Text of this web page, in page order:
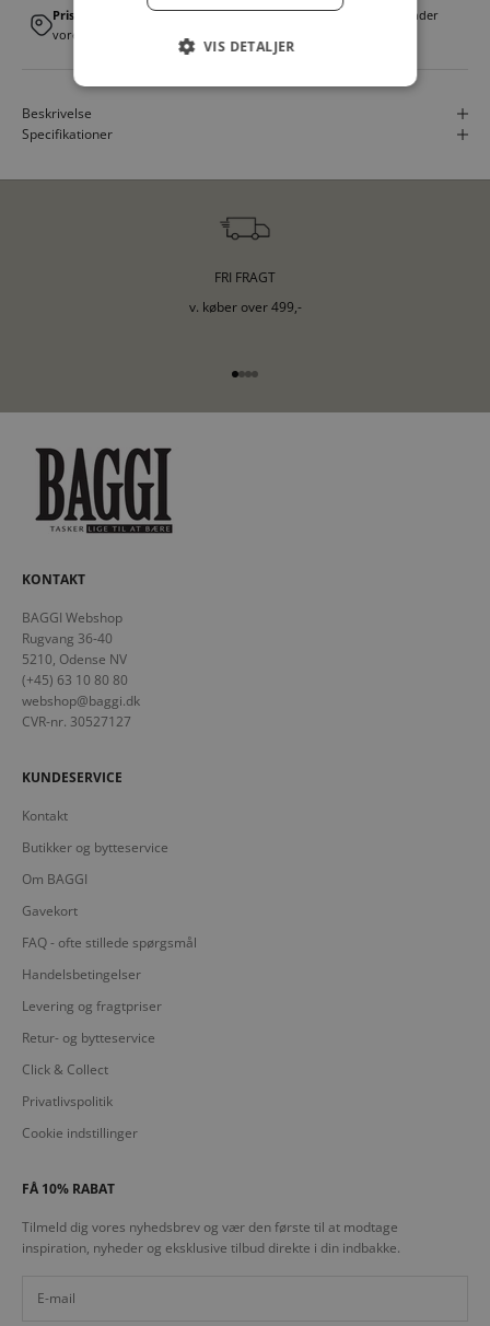
Prismatch
│Vi tilbyder landsdækkende prisgaranti. Læs mere under
vores FAQ
Beskrivelse
Specifikationer
FRI FRAGT
v. køber over 499,-
Gå til element 1
Gå til element 2
Gå til element 3
Gå til element 4
KONTAKT
BAGGI Webshop
Rugvang 36-40
5210, Odense NV
(+45) 63 10 80 80
webshop@baggi.dk
CVR-nr. 30527127
KUNDESERVICE
Kontakt
Butikker og bytteservice
Om BAGGI
Gavekort
FAQ - ofte stillede spørgsmål
Handelsbetingelser
Levering og fragtpriser
Retur- og bytteservice
Click & Collect
Privatlivspolitik
Cookie indstillinger
FÅ 10% RABAT
Tilmeld dig vores nyhedsbrev og vær den første til at modtage
inspiration, nyheder og eksklusive tilbud direkte i din indbakke.
VIS DETALJER